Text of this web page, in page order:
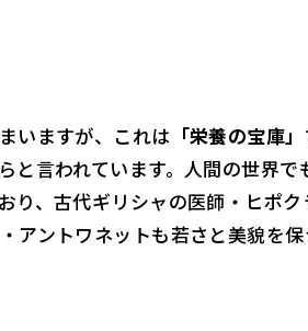
いますが、これは 「栄養の宝庫」
と言われています。人間の世界で
り、古代ギリシャの医師・ヒポク
アントワネットも若さと美貌を